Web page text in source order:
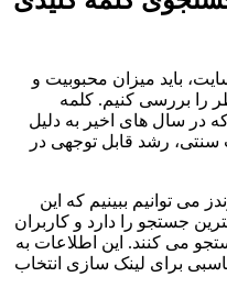
باید میزان محبوبیت و
را بررسی کنیم. کلمه
در سال های اخیر به دلیل
رشد قابل توجهی در
می توانیم ببینیم که این
جستجو را دارد و کاربران
می کنند. این اطلاعات به
برای لینک سازی انتخاب